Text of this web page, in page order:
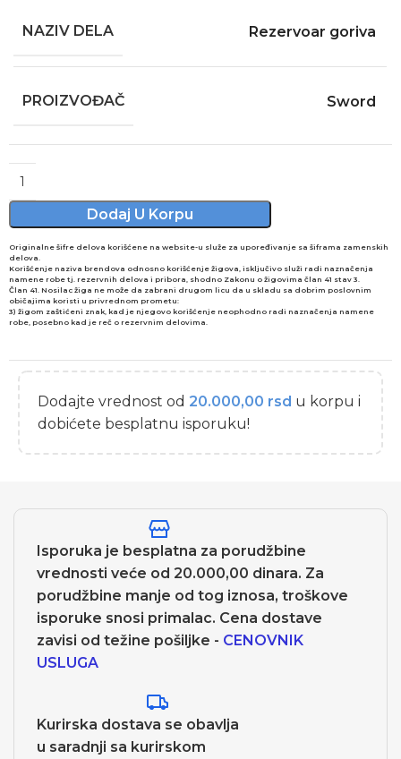
NAZIV DELA Rezervoar goriva
PROIZVOĐAČ Sword
Dodaj U Korpu
Alternative:
Originalne šifre delova korišćene na website-u služe za upoređivanje sa šiframa zamenskih
delova.
Korišćenje naziva brendova odnosno korišćenje žigova, isključivo služi radi naznačenja
namene robe tj. rezervnih delova i pribora, shodno Zakonu o žigovima član 41 stav 3.
Član 41. Nosilac žiga ne može da zabrani drugom licu da u skladu sa dobrim poslovnim
običajima koristi u privrednom prometu:
3) žigom zaštićeni znak, kad je njegovo korišćenje neophodno radi naznačenja namene
robe, posebno kad je reč o rezervnim delovima.
Dodajte vrednost od20.000,00 rsd u korpu i
dobićete besplatnu isporuku!
Isporuka je besplatna za porudžbine
vrednosti veće od 20.000,00 dinara. Za
porudžbine manje od tog iznosa, troškove
isporuke snosi primalac. Cena dostave
zavisi od težine pošiljke - CENOVNIK
USLUGA
Kurirska dostava se obavlja
u saradnji sa kurirskom